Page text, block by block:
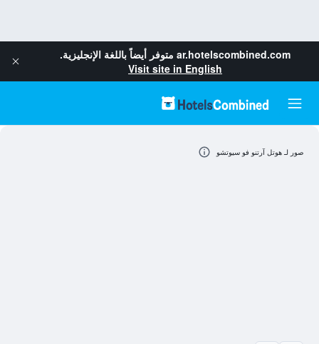
ar.hotelscombined.com متوفر أيضاً باللغة الإنجليزية.
Visit site in English
صور لـ هوتل آرتنو فو سيوتشو